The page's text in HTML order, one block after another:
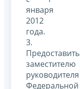
января
2012
года.
3.
Предоставить
заместителю
руководителя
Федеральной